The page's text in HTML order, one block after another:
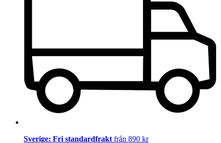
Sverige: Fri standardfrakt från 890 kr